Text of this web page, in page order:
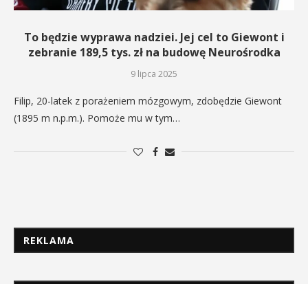
To będzie wyprawa nadziei. Jej cel to Giewont i
zebranie 189,5 tys. zł na budowę Neurośrodka
9 lipca 2025
Filip, 20-latek z porażeniem mózgowym, zdobędzie Giewont
(1895 m n.p.m.). Pomoże mu w tym…
REKLAMA